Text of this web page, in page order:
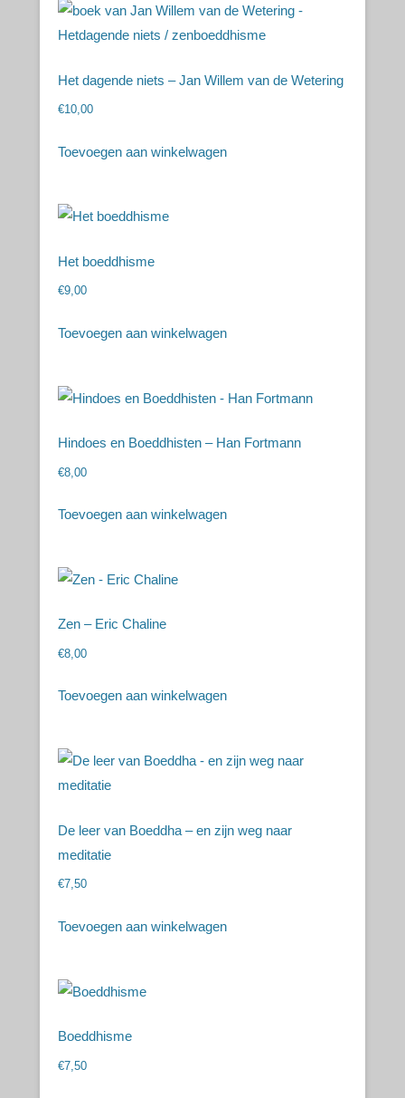
Het dagende niets – Jan Willem van de Wetering
€10,00
Toevoegen aan winkelwagen
Het boeddhisme
€9,00
Toevoegen aan winkelwagen
Hindoes en Boeddhisten – Han Fortmann
€8,00
Toevoegen aan winkelwagen
Zen – Eric Chaline
€8,00
Toevoegen aan winkelwagen
De leer van Boeddha – en zijn weg naar
meditatie
€7,50
Toevoegen aan winkelwagen
Boeddhisme
€7,50